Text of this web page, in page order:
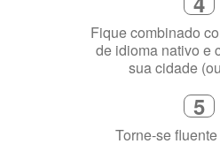
Fique combinado
de idioma nativo e
sua cidade
5
Torne-se fluente